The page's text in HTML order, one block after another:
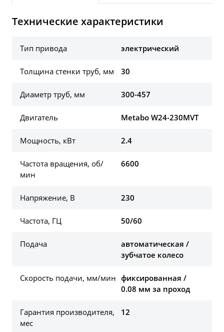
Технические характеристики
Тип привода электрический
Толщина стенки труб, мм 30
Диаметр труб, мм 300-457
Двигатель Metabo W24-230MVT
Мощность, кВт 2.4
Частота вращения, об/
мин
6600
Напряжение, В 230
Частота, ГЦ 50/60
Подача
автоматическая /
зубчатое колесо
Скорость подачи, мм/мин фиксированная /
0.08 мм за проход
Гарантия производителя,
мес
12